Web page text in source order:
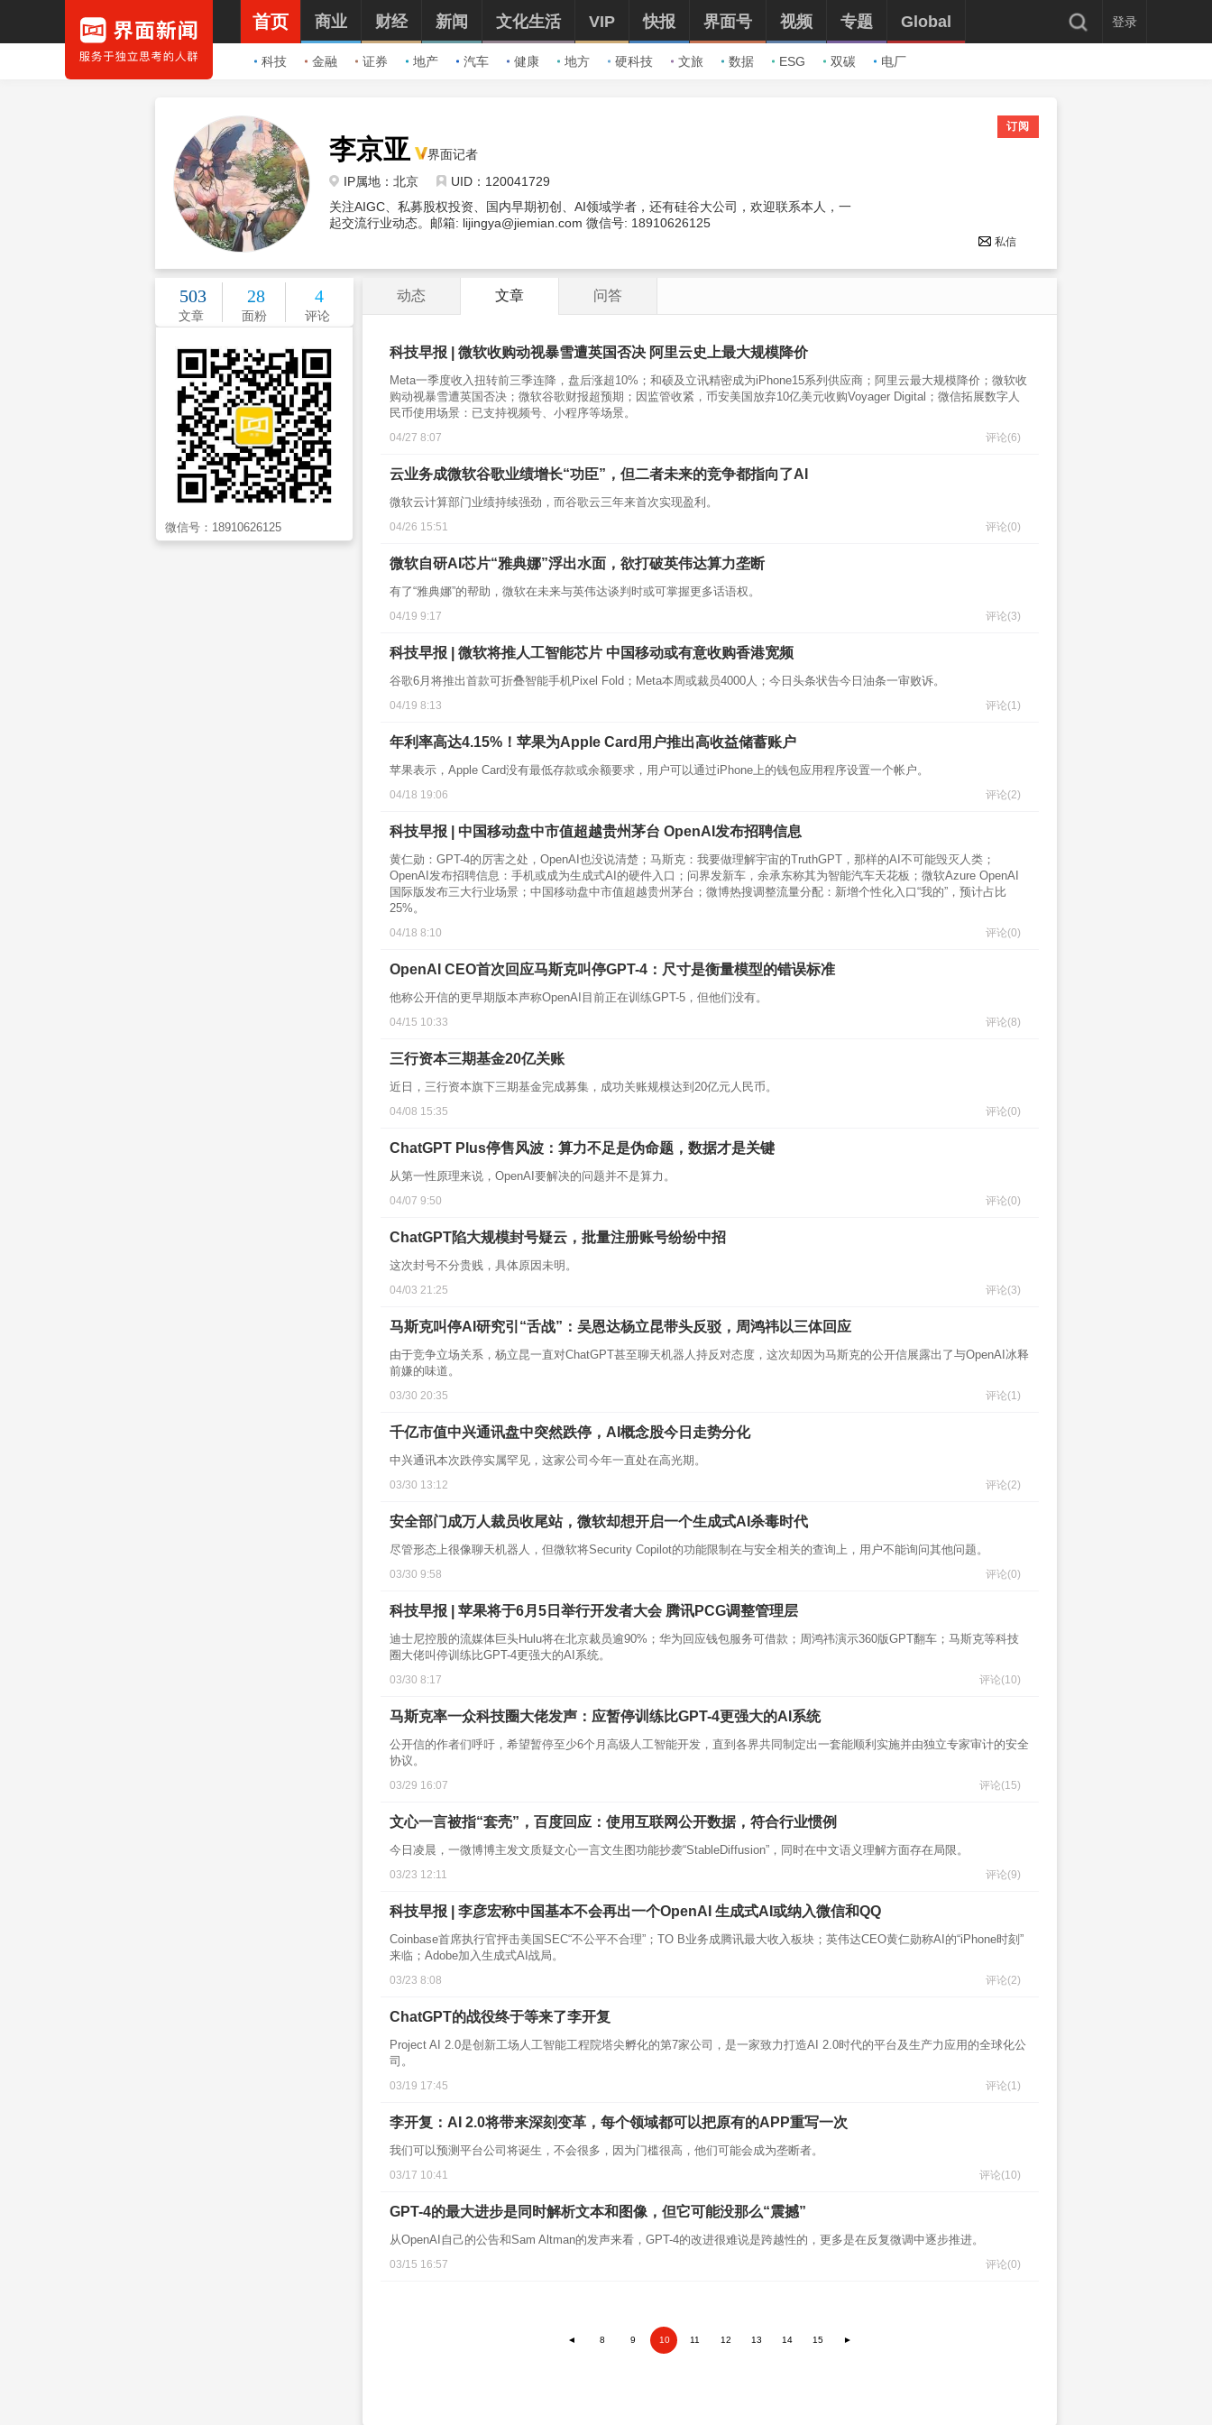
首页
科技 金融 证券 地产 汽车 健康 地方 硬科技 文旅 数据 ESG 双碳 电厂
商业 财经 新闻 文化生活 VIP 快报 界面号 视频 专题 Global 登录
李京亚
界面记者
IP属地：北京
UID：120041729
订阅
关注AIGC、私募股权投资、国内早期初创、AI领域学者，还有硅谷大公司，欢迎联系本人，一
起交流行业动态。邮箱: lijingya@jiemian.com 微信号: 18910626125
私信
503
文章
28
面粉
4
评论
微信号： 18910626125
动态 文章 问答
科技早报 | 微软收购动视暴雪遭英国否决 阿里云史上最大规模降价
Meta一季度收入扭转前三季连降，盘后涨超10%；和硕及立讯精密成为iPhone15系列供应商；阿里云最大规模降价；微软收
购动视暴雪遭英国否决；微软谷歌财报超预期；因监管收紧，币安美国放弃10亿美元收购Voyager Digital；微信拓展数字人
民币使用场景：已支持视频号、小程序等场景。
04/27 8:07 评论(6)
云业务成微软谷歌业绩增长“功臣”，但二者未来的竞争都指向了AI
微软云计算部门业绩持续强劲，而谷歌云三年来首次实现盈利。
04/26 15:51 评论(0)
微软自研AI芯片“雅典娜”浮出水面，欲打破英伟达算力垄断
有了“雅典娜”的帮助，微软在未来与英伟达谈判时或可掌握更多话语权。
04/19 9:17 评论(3)
科技早报 | 微软将推人工智能芯片 中国移动或有意收购香港宽频
谷歌6月将推出首款可折叠智能手机Pixel Fold；Meta本周或裁员4000人；今日头条状告今日油条一审败诉。
04/19 8:13 评论(1)
年利率高达4.15%！苹果为Apple Card用户推出高收益储蓄账户
苹果表示，Apple Card没有最低存款或余额要求，用户可以通过iPhone上的钱包应用程序设置一个帐户。
04/18 19:06 评论(2)
科技早报 | 中国移动盘中市值超越贵州茅台 OpenAI发布招聘信息
黄仁勋：GPT-4的厉害之处，OpenAI也没说清楚；马斯克：我要做理解宇宙的TruthGPT，那样的AI不可能毁灭人类；
OpenAI发布招聘信息：手机或成为生成式AI的硬件入口；问界发新车，余承东称其为智能汽车天花板；微软Azure OpenAI
国际版发布三大行业场景；中国移动盘中市值超越贵州茅台；微博热搜调整流量分配：新增个性化入口“我的”，预计占比
25%。
04/18 8:10 评论(0)
OpenAI CEO首次回应马斯克叫停GPT-4：尺寸是衡量模型的错误标准
他称公开信的更早期版本声称OpenAI目前正在训练GPT-5，但他们没有。
04/15 10:33 评论(8)
三行资本三期基金20亿关账
近日，三行资本旗下三期基金完成募集，成功关账规模达到20亿元人民币。
04/08 15:35 评论(0)
ChatGPT Plus停售风波：算力不足是伪命题，数据才是关键
从第一性原理来说，OpenAI要解决的问题并不是算力。
04/07 9:50 评论(0)
ChatGPT陷大规模封号疑云，批量注册账号纷纷中招
这次封号不分贵贱，具体原因未明。
04/03 21:25 评论(3)
马斯克叫停AI研究引“舌战”：吴恩达杨立昆带头反驳，周鸿祎以三体回应
由于竞争立场关系，杨立昆一直对ChatGPT甚至聊天机器人持反对态度，这次却因为马斯克的公开信展露出了与OpenAI冰释
前嫌的味道。
03/30 20:35 评论(1)
千亿市值中兴通讯盘中突然跌停，AI概念股今日走势分化
中兴通讯本次跌停实属罕见，这家公司今年一直处在高光期。
03/30 13:12 评论(2)
安全部门成万人裁员收尾站，微软却想开启一个生成式AI杀毒时代
尽管形态上很像聊天机器人，但微软将Security Copilot的功能限制在与安全相关的查询上，用户不能询问其他问题。
03/30 9:58 评论(0)
科技早报 | 苹果将于6月5日举行开发者大会 腾讯PCG调整管理层
迪士尼控股的流媒体巨头Hulu将在北京裁员逾90%；华为回应钱包服务可借款；周鸿祎演示360版GPT翻车；马斯克等科技
圈大佬叫停训练比GPT-4更强大的AI系统。
03/30 8:17 评论(10)
马斯克率一众科技圈大佬发声：应暂停训练比GPT-4更强大的AI系统
公开信的作者们呼吁，希望暂停至少6个月高级人工智能开发，直到各界共同制定出一套能顺利实施并由独立专家审计的安全
协议。
03/29 16:07 评论(15)
文心一言被指“套壳”，百度回应：使用互联网公开数据，符合行业惯例
今日凌晨，一微博博主发文质疑文心一言文生图功能抄袭“StableDiffusion”，同时在中文语义理解方面存在局限。
03/23 12:11 评论(9)
科技早报 | 李彦宏称中国基本不会再出一个OpenAI 生成式AI或纳入微信和QQ
Coinbase首席执行官抨击美国SEC“不公平不合理”；TO B业务成腾讯最大收入板块；英伟达CEO黄仁勋称AI的“iPhone时刻”
来临；Adobe加入生成式AI战局。
03/23 8:08 评论(2)
ChatGPT的战役终于等来了李开复
Project AI 2.0是创新工场人工智能工程院塔尖孵化的第7家公司，是一家致力打造AI 2.0时代的平台及生产力应用的全球化公
司。
03/19 17:45 评论(1)
李开复：AI 2.0将带来深刻变革，每个领域都可以把原有的APP重写一次
我们可以预测平台公司将诞生，不会很多，因为门槛很高，他们可能会成为垄断者。
03/17 10:41 评论(10)
GPT-4的最大进步是同时解析文本和图像，但它可能没那么“震撼”
从OpenAI自己的公告和Sam Altman的发声来看，GPT-4的改进很难说是跨越性的，更多是在反复微调中逐步推进。
03/15 16:57 评论(0)
◄ 8 9 10 11 12 13 14 15 ►